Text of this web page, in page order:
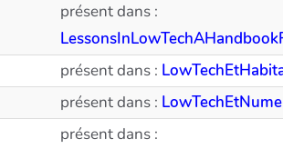
présent dans :
présent dans :
présent dans :
présent dans :